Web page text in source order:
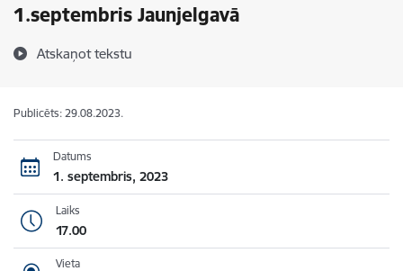
1.septembris Jaunjelgavā
Atskaņot tekstu
Publicēts: 29.08.2023.
Datums
1. septembris, 2023
Laiks
17.00
Vieta